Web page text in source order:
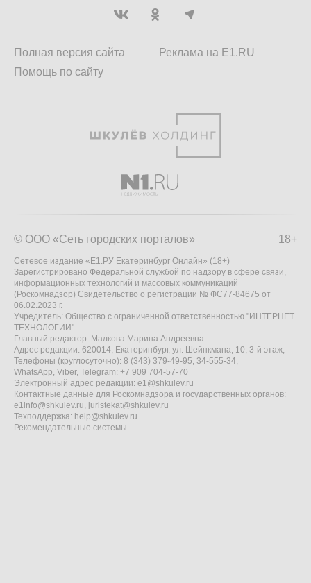
Полная версия сайта
Помощь по сайту
Реклама на E1.RU
18+
© ООО «Сеть городских порталов»
Сетевое издание «Е1.РУ Екатеринбург Онлайн» (18+)
Зарегистрировано Федеральной службой по надзору в сфере связи,
информационных технологий и массовых коммуникаций
(Роскомнадзор) Свидетельство о регистрации № ФС77-84675 от
06.02.2023 г.
Учредитель: Общество с ограниченной ответственностью "ИНТЕРНЕТ
ТЕХНОЛОГИИ"
Главный редактор: Малкова Марина Андреевна
Адрес редакции: 620014, Екатеринбург, ул. Шейнкмана, 10, 3-й этаж,
Телефоны (круглосуточно): 8 (343) 379-49-95, 34-555-34,
WhatsApp, Viber, Telegram: +7 909 704-57-70
Электронный адрес редакции: e1@shkulev.ru
Контактные данные для Роскомнадзора и государственных органов:
e1info@shkulev.ru, juristekat@shkulev.ru
Техподдержка: help@shkulev.ru
Рекомендательные системы